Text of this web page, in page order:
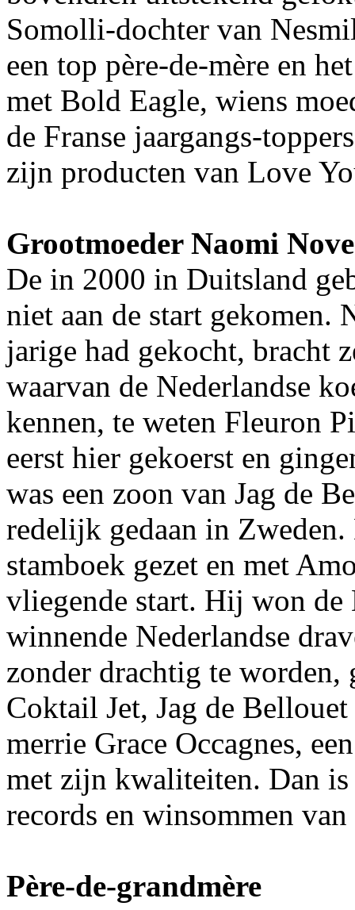
Somolli-dochter van
een top père-de-mère en
met Bold Eagle, wiens
de Franse jaargangs-
zijn producten van Love
Grootmoeder Naomi
De in 2000 in Duitsland
niet aan de start gekomen.
jarige had gekocht, bracht
waarvan de Nederlandse
kennen, te weten Fleuron
eerst hier gekoerst en
was een zoon van Jag de
redelijk gedaan in
stamboek gezet en met
vliegende start. Hij won de
winnende Nederlandse
zonder drachtig te worden,
Coktail Jet, Jag de
merrie Grace Occagnes,
met zijn kwaliteiten. Dan
records en winsommen
Père-de-grandmère